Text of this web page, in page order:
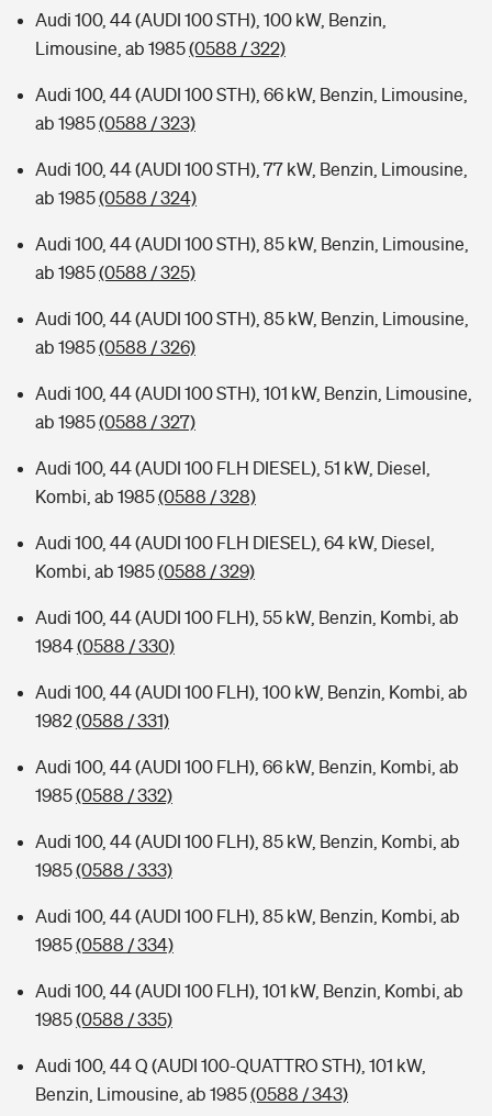
Typklassen: So ist Ihr Auto eingestuft
Audi 100, 44 (AUDI 100 STH), 100 kW, Benzin,
Limousine, ab 1985(0588 / 322)
Audi 100, 44 (AUDI 100 STH), 66 kW, Benzin, Limousine,
ab 1985(0588 / 323)
Audi 100, 44 (AUDI 100 STH), 77 kW, Benzin, Limousine,
ab 1985(0588 / 324)
Audi 100, 44 (AUDI 100 STH), 85 kW, Benzin, Limousine,
ab 1985(0588 / 325)
Audi 100, 44 (AUDI 100 STH), 85 kW, Benzin, Limousine,
ab 1985(0588 / 326)
Audi 100, 44 (AUDI 100 STH), 101 kW, Benzin, Limousine,
ab 1985(0588 / 327)
Audi 100, 44 (AUDI 100 FLH DIESEL), 51 kW, Diesel,
Kombi, ab 1985(0588 / 328)
Audi 100, 44 (AUDI 100 FLH DIESEL), 64 kW, Diesel,
Kombi, ab 1985(0588 / 329)
Audi 100, 44 (AUDI 100 FLH), 55 kW, Benzin, Kombi, ab
1984(0588 / 330)
Audi 100, 44 (AUDI 100 FLH), 100 kW, Benzin, Kombi, ab
1982(0588 / 331)
Audi 100, 44 (AUDI 100 FLH), 66 kW, Benzin, Kombi, ab
1985(0588 / 332)
Audi 100, 44 (AUDI 100 FLH), 85 kW, Benzin, Kombi, ab
1985(0588 / 333)
Audi 100, 44 (AUDI 100 FLH), 85 kW, Benzin, Kombi, ab
1985(0588 / 334)
Audi 100, 44 (AUDI 100 FLH), 101 kW, Benzin, Kombi, ab
1985(0588 / 335)
Audi 100, 44 Q (AUDI 100-QUATTRO STH), 101 kW,
Benzin, Limousine, ab 1985(0588 / 343)